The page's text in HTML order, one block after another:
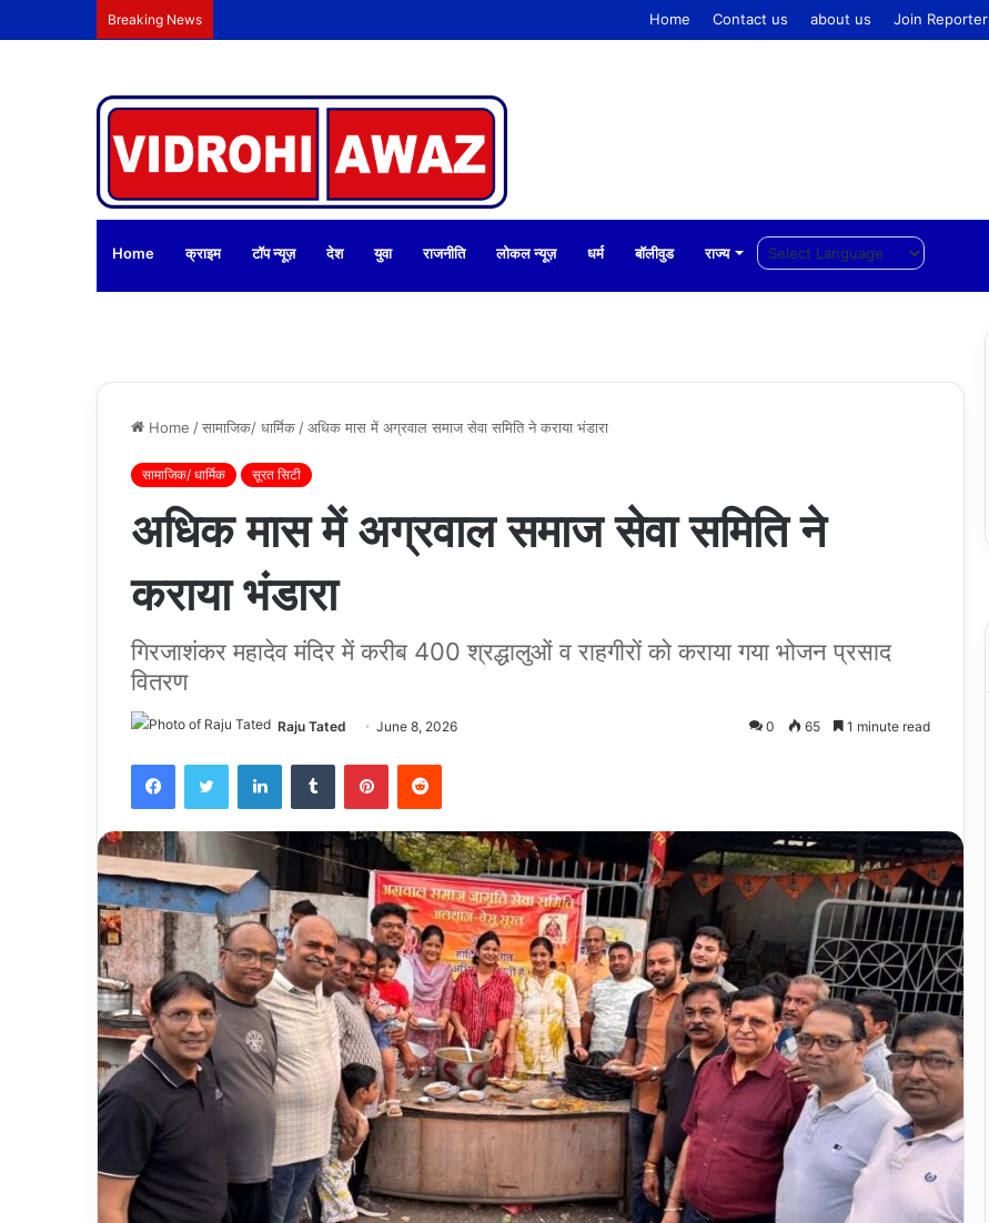
Breaking News Home Contact us about us Join Reporter
Home क्राइम टॉप न्यूज़ देश युवा राजनीति लोकल न्यूज़ धर्म बॉलीवुड राज्य
Home /सामाजिक/ धार्मिक /अधिक मास में अग्रवाल समाज सेवा समिति ने कराया भंडारा
सामाजिक/ धार्मिक सूरत सिटी
अधिक मास में अग्रवाल समाज सेवा समिति ने
कराया भंडारा
गिरजाशंकर महादेव मंदिर में करीब 400 श्रद्धालुओं व राहगीरों को कराया गया भोजन प्रसाद
वितरण
Raju Tated June 8, 2026 0 65 1 minute read
FacebookTwitter LinkedInTumblr PinterestReddit